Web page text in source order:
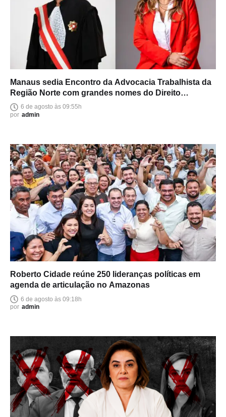
Manaus sedia Encontro da Advocacia Trabalhista da
Região Norte com grandes nomes do Direito
brasileiro
6 de agosto às 09:55h
por admin
Roberto Cidade reúne 250 lideranças políticas em
agenda de articulação no Amazonas
6 de agosto às 09:18h
por admin